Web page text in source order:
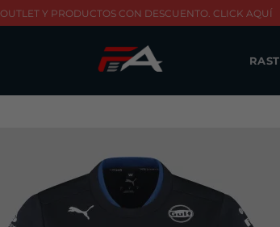
OUTLET Y PRODUCTOS CON DESCUENTO. CLICK AQUÍ